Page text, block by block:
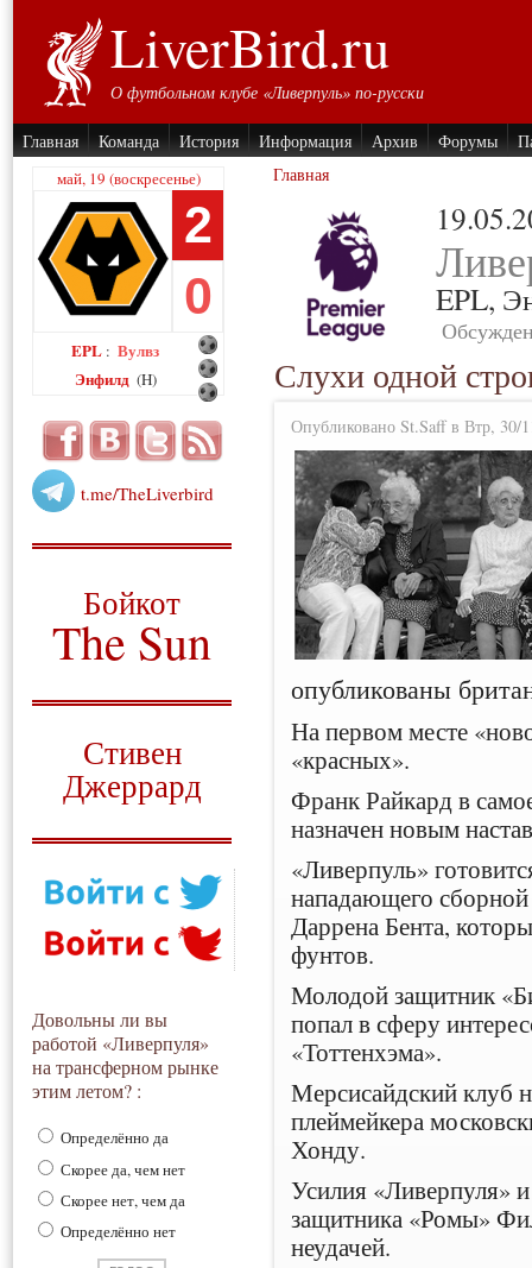
LiverBird.ru
О футбольном клубе «Ливерпуль» по-русски
Главная Команда История Информация Архив Форумы
май, 19 (воскресенье)
2
0
EPL : Вулвз
Энфилд (H)
t.me/TheLiverbird
Бойкот
The Sun
Стивен
Джеррард
Довольны ли вы
работой «Ливерпуля»
на трансферном рынке
этим летом? :
Определённо да
Скорее да, чем нет
Скорее нет, чем да
Определённо нет
Главная
EPL,
Слухи одной
Опубликовано St.Saff в Втр, 30/
опубликованы
На первом месте
«красных».
Франк Райкард в
назначен новым
«Ливерпуль»
нападающего
Даррена Бента,
фунтов.
Молодой защитник
попал в сферу
«Тоттенхэма».
Мерсисайдский клуб
плеймейкера
Хонду.
Усилия «Ливерпуля»
защитника «Ромы»
неудачей.